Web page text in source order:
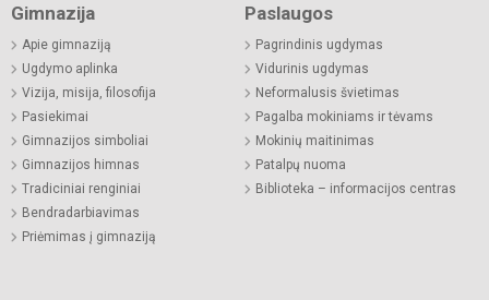
Gimnazija
Apie gimnaziją
Ugdymo aplinka
Vizija, misija, filosofija
Pasiekimai
Gimnazijos simboliai
Gimnazijos himnas
Tradiciniai renginiai
Bendradarbiavimas
Priėmimas į gimnaziją
Paslaugos
Pagrindinis ugdymas
Vidurinis ugdymas
Neformalusis švietimas
Pagalba mokiniams ir tėvams
Mokinių maitinimas
Patalpų nuoma
Biblioteka – informacijos centras